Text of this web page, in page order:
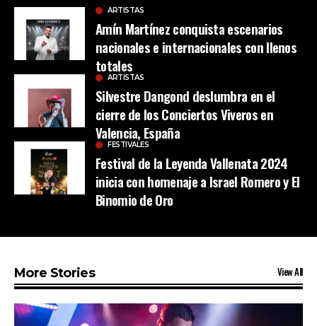
ARTISTAS
Amín Martínez conquista escenarios
nacionales e internacionales con llenos
totales
ARTISTAS
Silvestre Dangond deslumbra en el
cierre de los Conciertos Viveros en
Valencia, España
FESTIVALES
Festival de la Leyenda Vallenata 2024
inicia con homenaje a Israel Romero y El
Binomio de Oro
More Stories View All